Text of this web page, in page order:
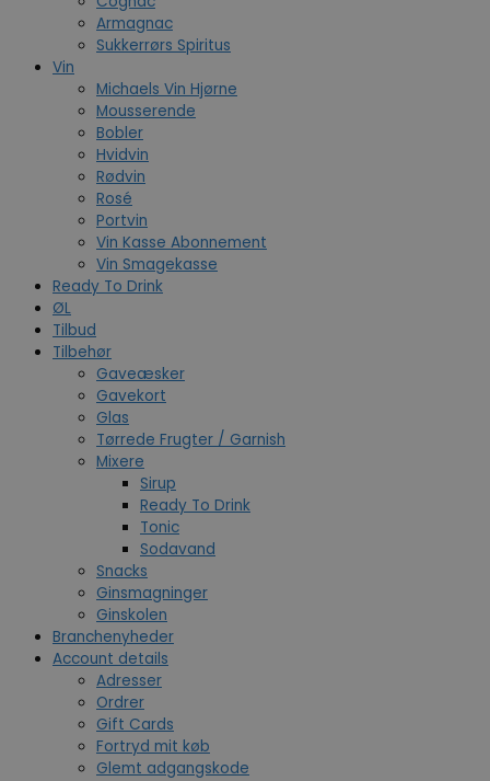
Armagnac
Sukkerrørs Spiritus
Vin
Michaels Vin Hjørne
Mousserende
Bobler
Hvidvin
Rødvin
Rosé
Portvin
Vin Kasse Abonnement
Vin Smagekasse
Ready To Drink
ØL
Tilbud
Tilbehør
Gaveæsker
Gavekort
Glas
Tørrede Frugter / Garnish
Mixere
Sirup
Ready To Drink
Tonic
Sodavand
Snacks
Ginsmagninger
Ginskolen
Branchenyheder
Account details
Adresser
Ordrer
Gift Cards
Fortryd mit køb
Glemt adgangskode